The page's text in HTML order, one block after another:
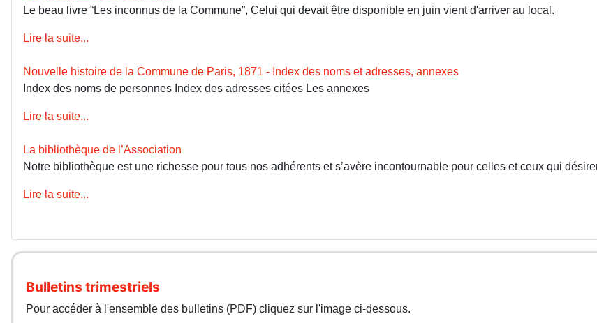
Le beau livre “Les inconnus de la Commune”, Celui qui devait être disponible en juin vient d'arriver au local.
Lire la suite...
Nouvelle histoire de la Commune de Paris, 1871 - Index des noms et adresses, annexes
Index des noms de personnes Index des adresses citées Les annexes
Lire la suite...
La bibliothèque de l’Association
Notre bibliothèque est une richesse pour tous nos adhérents et s’avère incontournable pour celles et ceux qui
Lire la suite...
Bulletins trimestriels
Pour accéder à l'ensemble des bulletins (PDF) cliquez sur l'image ci-dessous.